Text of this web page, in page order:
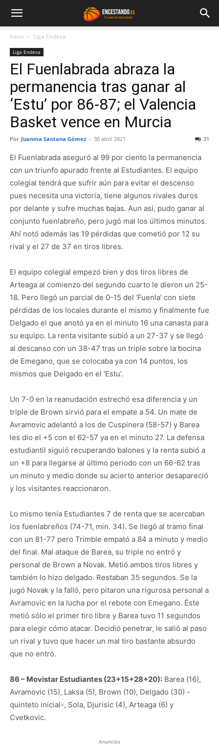
Inicio Liga Endesa
Liga Endesa
El Fuenlabrada abraza la
permanencia tras ganar al
‘Estu’ por 86-87; el Valencia
Basket vence en Murcia
Por Juanma Santana Gómez - 30 abril 2021 31
El Fuenlabrada aseguró al 99 por ciento la permanencia
con un triunfo apurado frente al Estudiantes. El equipo
colegial tendrá que sufrir aún para evitar el descenso
pues necesita una victoria, tiene algunos rivales duros
por delante y sufre muchas bajas. Aun así, pudo ganar al
conjunto fuenlabreño, pero jugó mal los últimos minutos.
Ahí notó además las 19 pérdidas que cometió por 12 su
rival y el 27 de 37 en tiros libres.
El equipo colegial empezó bien y dos tiros libres de
Arteaga al comienzo del segundo cuarto le dieron un 25-
18. Pero llegó un parcial de 0-15 del ‘Fuenla’ con siete
pérdidas de los locales durante el mismo y finalmente fue
Delgado el que anotó ya en el minuto 16 una canasta para
su equipo. La renta visitante subió a un 27-37 y se llegó
al descanso con un 38-47 tras un triple sobre la bocina
de Emegano, que se colocaba ya con 14 puntos, los
mismos que Delgado en el ‘Estu’.
Un 7-0 en la reanudación estrechó esa diferencia y un
triple de Brown sirvió para el empate a 54. Un mate de
Avramovic adelantó a los de Cuspinera (58-57) y Barea
les dio el +5 con el 62-57 ya en el minuto 27. La defensa
estudiantil siguió recuperando balones y la renta subió a
un +8 para llegarse al último periodo con un 66-62 tras
un minuto y medio donde su acierto anterior desapareció
y los visitantes reaccionaron.
Lo mismo tenía Estudiantes 7 de renta que se acercaban
los fuenlabreños (74-71, min. 34). Se llegó al tramo final
con un 81-77 pero Trimble empató a 84 a minuto y medio
del final. Mal ataque de Barea, su triple no entró y
personal de Brown a Novak. Metió ambos tiros libres y
también lo hizo delgado. Restaban 35 segundos. Se la
jugó Novak y la falló, pero pitaron una rigurosa personal a
Avramovic en la lucha por el rebote con Emegano. Éste
metió sólo el primer tiro libre y Barea tuvo 11 segundos
para elegir cómo atacar. Decidió penetrar, le salió al paso
un rival y tuvo que hacer un mal tiro bastante absurdo
que no entró.
86 – Movistar Estudiantes (23+15+28+20): Barea (16),
Avramovic (15), Laksa (5), Brown (10), Delgado (30) -
quinteto inicial-, Sola, Djurisic (4), Arteaga (6) y
Cvetkovic.
Anuncios